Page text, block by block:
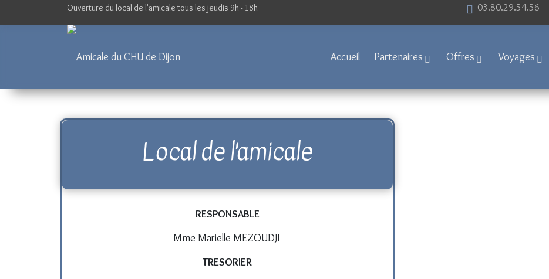
Ouverture du local de l'amicale tous les jeudis 9h - 18h 03.80.29.54.56
Accueil Partenaires Offres Voyages
Local de l'amicale
RESPONSABLE
Mme Marielle MEZOUDJI
TRESORIER